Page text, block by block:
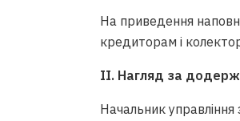
На приведення
кредиторам і
ІІ. Нагляд за
Начальник